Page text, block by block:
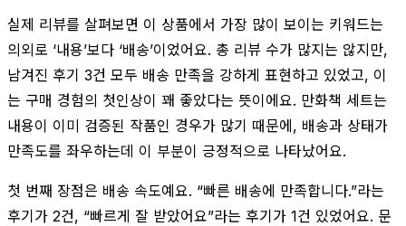
실제 리뷰를 살펴보면 이 상품에서 가장 많이 보이는 키워드는
의외로 ‘내용’보다 ‘배송’이었어요. 총 리뷰 수가 많지는 않지만,
남겨진 후기 3건 모두 배송 만족을 강하게 표현하고 있었고, 이
는 구매 경험의 첫인상이 꽤 좋았다는 뜻이에요. 만화책 세트는
내용이 이미 검증된 작품인 경우가 많기 때문에, 배송과 상태가
만족도를 좌우하는데 이 부분이 긍정적으로 나타났어요.
첫 번째 장점은 배송 속도예요. “빠른 배송에 만족합니다.”라는
후기가 2건, “빠르게 잘 받았어요”라는 후기가 1건 있었어요. 문